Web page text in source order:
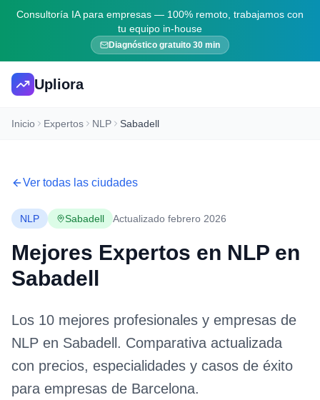
Consultoría IA para empresas — 100% remoto, trabajamos con
tu equipo in-house
Diagnóstico gratuito 30 min
Upliora
Inicio Expertos NLP Sabadell
Ver todas las ciudades
NLP Sabadell Actualizado febrero 2026
Mejores Expertos en NLP en
Sabadell
Los 10 mejores profesionales y empresas de
NLP en Sabadell . Comparativa actualizada
con precios, especialidades y casos de éxito
para empresas de Barcelona.